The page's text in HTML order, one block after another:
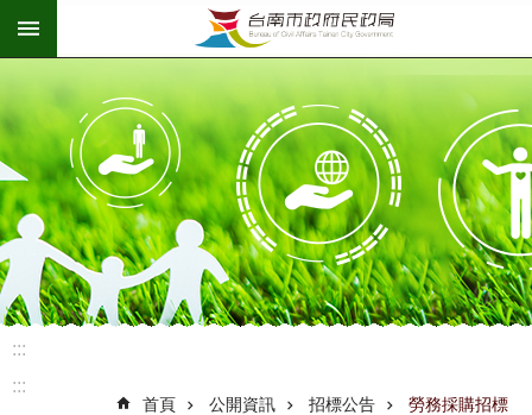
跳到主要內容區塊
:::
:::
首頁 公開資訊 招標公告 勞務採購招標